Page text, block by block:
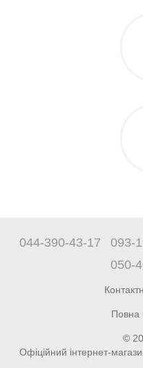
044-390-43-17 093-
050-
Повна
©
Офіційний інтернет-